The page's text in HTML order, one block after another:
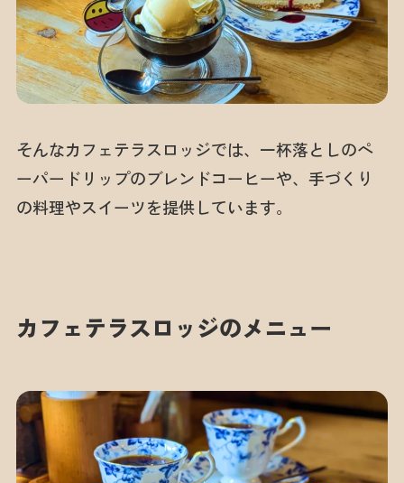
そんなカフェテラスロッジでは、一杯落としのペ
ーパードリップのブレンドコーヒーや、手づくり
の料理やスイーツを提供しています。
カフェテラスロッジのメニュー